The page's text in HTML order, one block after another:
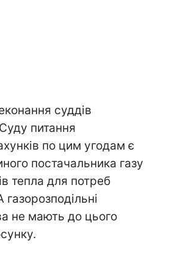
суддів
питання
по цим угодам є
постачальника газу
тепла для потреб
не мають до цього